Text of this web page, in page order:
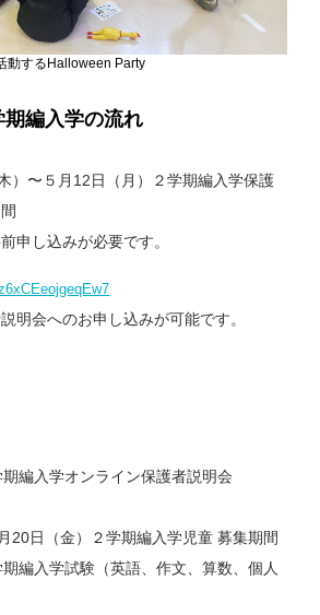
動するHalloween Party
編入学の流れ
）〜５⽉ 12⽇（⽉） ２学期編⼊学保護
申し込みが必要です。
明会へのお申し込みが可能です。
期編⼊学オンライン保護者説明会
20⽇（⾦）２学期編⼊学児童 募集期間
期編⼊学試験（英語、作⽂、算数、個⼈